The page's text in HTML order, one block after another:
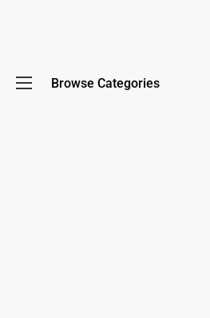
Browse Categories